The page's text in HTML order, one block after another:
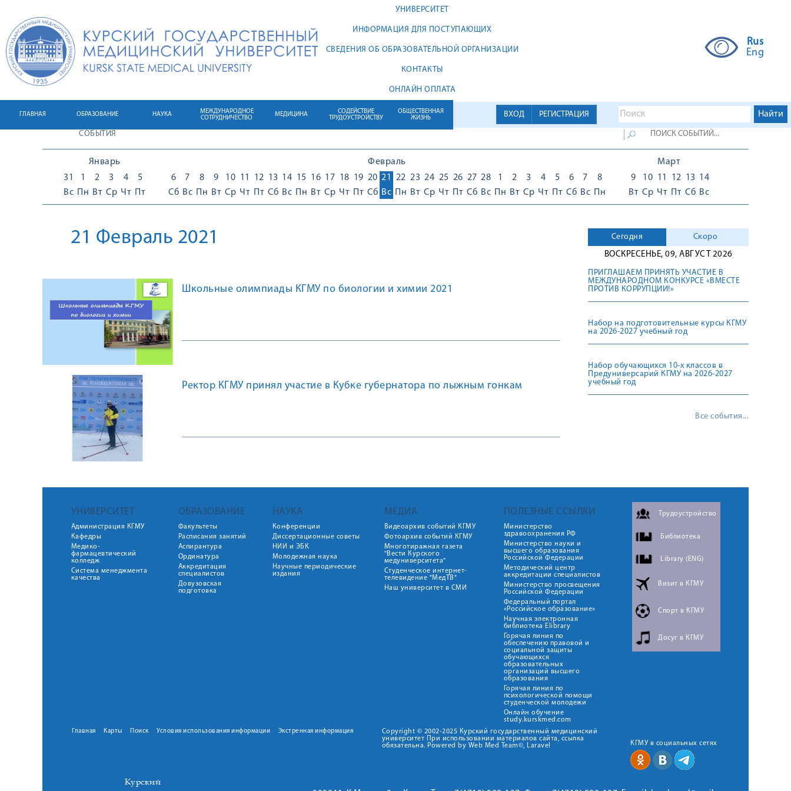
УНИВЕРСИТЕТ
ИНФОРМАЦИЯ ДЛЯ ПОСТУПАЮЩИХ
СВЕДЕНИЯ ОБ ОБРАЗОВАТЕЛЬНОЙ ОРГАНИЗАЦИИ
КОНТАКТЫ
ОНЛАЙН ОПЛАТА
Rus
Eng
ВХОД РЕГИСТРАЦИЯ
ГЛАВНАЯ ОБРАЗОВАНИЕ НАУКА
МЕЖДУНАРОДНОЕ
СОТРУДНИЧЕСТВО
МЕДИЦИНА
СОДЕЙСТВИЕ
ТРУДОУСТРОЙСТВУ
ОБЩЕСТВЕННАЯ
ЖИЗНЬ
СОБЫТИЯ
Январь
31
Вс
1
Пн
2
Вт
3
Ср
4
Чт
5
Пт
Февраль
6
Сб
7
Вс
8
Пн
9
Вт
10
Ср
11
Чт
12
Пт
13
Сб
14
Вс
15
Пн
16
Вт
17
Ср
18
Чт
19
Пт
20
Сб
21
Вс
22
Пн
23
Вт
24
Ср
25
Чт
26
Пт
27
Сб
28
Вс
1
Пн
2
Вт
3
Ср
4
Чт
5
Пт
6
Сб
7
Вс
8
Пн
Март
9
Вт
10
Ср
11
Чт
12
Пт
13
Сб
14
Вс
21 Февраль 2021
Школьные олимпиады КГМУ по биологии и химии 2021
Ректор КГМУ принял участие в Кубке губернатора по лыжным гонкам
Сегодня
Скоро
ВОСКРЕСЕНЬЕ, 09, АВГУСТ 2026
ПРИГЛАШАЕМ ПРИНЯТЬ УЧАСТИЕ В
МЕЖДУНАРОДНОМ КОНКУРСЕ «ВМЕСТЕ
ПРОТИВ КОРРУПЦИИ!»
Набор на подготовительные курсы КГМУ
на 2026-2027 учебный год
Набор обучающихся 10-х классов в
Предуниверсарий КГМУ на 2026-2027
учебный год
Все события...
УНИВЕРСИТЕТ
Администрация КГМУ
Кафедры
Медико-
фармацевтический
колледж
Система менеджмента
качества
ОБРАЗОВАНИЕ
Факультеты
Расписания занятий
Аспирантура
Ординатура
Аккредитация
специалистов
Довузовская
подготовка
НАУКА
Конференции
Диссертационные советы
НИИ и ЭБК
Молодежная наука
Научные периодические
издания
МЕДИА
Видеоархив событий КГМУ
Фотоархив событий КГМУ
Многотиражная газета
"Вести Курского
медуниверситета"
Студенческое интернет-
телевидение "МедТВ"
Наш университет в СМИ
ПОЛЕЗНЫЕ ССЫЛКИ
Министерство
здравоохранения РФ
Министерство науки и
высшего образования
Российской Федерации
Методический центр
аккредитации специалистов
Министерство просвещения
Российской Федерации
Федеральный портал
«Российское образование»
Научная электронная
библиотека Elibrary
Горячая линия по
обеспечению правовой и
социальной защиты
обучающихся
образовательных
организаций высшего
образования
Горячая линия по
психологической помощи
студенческой молодежи
Онлайн обучение
study.kurskmed.com
Трудоустройство
Библиотека
Library (ENG)
Визит в КГМУ
Спорт в КГМУ
Досуг в КГМУ
Главная Карты Поиск Условия использования информации Экстренная информация
Copyright © 2002-2025 Курский государственный медицинский
университет При использовании материалов сайта, ссылка
обязательна. Powered by Web Med Team©, Laravel
КГМУ в социальных сетях
Курский